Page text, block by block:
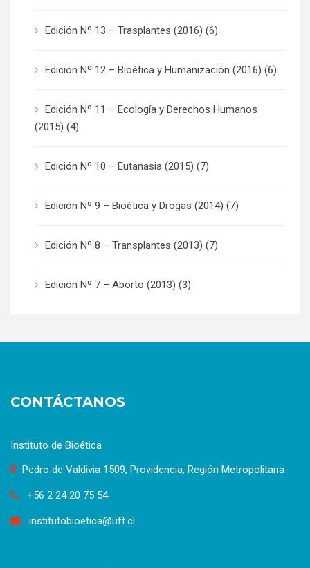
Edición Nº 13 – Trasplantes (2016) (6)
Edición Nº 12 – Bioética y Humanización (2016) (6)
Edición Nº 11 – Ecología y Derechos Humanos
(2015) (4)
Edición Nº 10 – Eutanasia (2015) (7)
Edición Nº 9 – Bioética y Drogas (2014) (7)
Edición Nº 8 – Transplantes (2013) (7)
Edición Nº 7 – Aborto (2013) (3)
CONTÁCTANOS
Instituto de Bioética
Pedro de Valdivia 1509, Providencia, Región Metropolitana
+56 2 24 20 75 54
institutobioetica@uft.cl